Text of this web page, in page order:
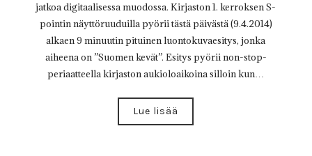
jatkoa digitaalisessa muodossa. Kirjaston 1. kerroksen S-
pointin näyttöruuduilla pyörii tästä päivästä (9.4.2014)
alkaen 9 minuutin pituinen luontokuvaesitys, jonka
aiheena on ”Suomen kevät”. Esitys pyörii non-stop-
periaatteella kirjaston aukioloaikoina silloin kun…
Lue lisää